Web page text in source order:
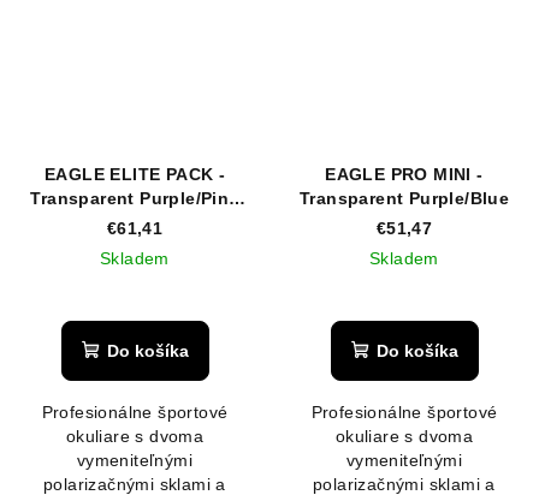
EAGLE ELITE PACK -
Transparent Purple/Pink
Transparent Purple/Pink
€61,41
Skladem
hodnotenie
produktu
z
5
hviezdičiek.
Do košíka
Profesionálne športové
okuliare s dvoma
vymeniteľnými
polarizačnými sklami a
EAGLE PRO MINI -
Transparent Purple/Blue
€51,47
Skladem
Do košíka
Profesionálne športové
okuliare s dvoma
vymeniteľnými
polarizačnými sklami a